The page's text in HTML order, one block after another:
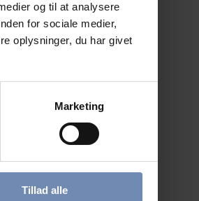
og til at analysere
for sociale medier,
oplysninger, du har givet
Marketing
Tillad alle